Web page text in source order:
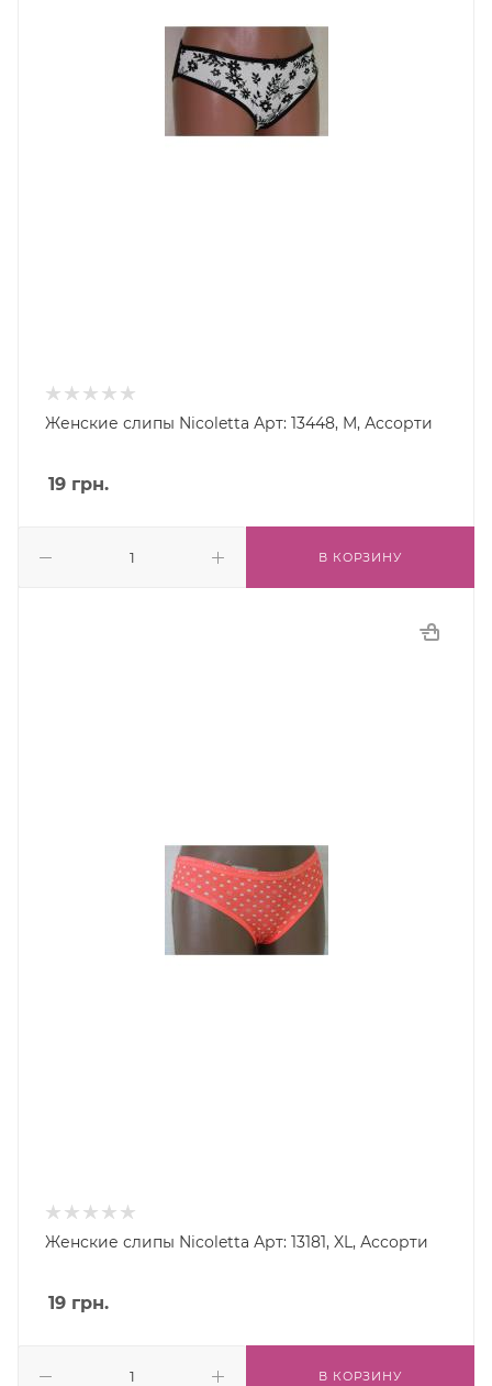
Женские слипы Nicoletta Арт: 13448, M, Ассорти
19 грн.
В КОРЗИНУ
Женские слипы Nicoletta Арт: 13181, XL, Ассорти
19 грн.
В КОРЗИНУ